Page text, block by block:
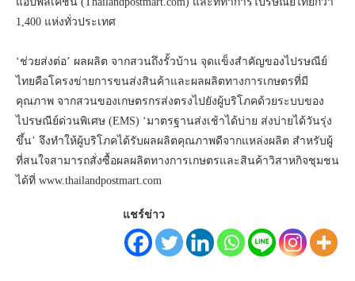
1,400 แห่งทั่วประเทศ
‘ช่วยส่งต่อ’ ผลผลิต จากสวนถึงรั้วบ้าน จุดแข็งสำคัญของไปรษณีย์
ไทยคือโครงข่ายการขนส่งสินค้าและผลผลิตทางการเกษตรที่มี
คุณภาพ จากสวนของเกษตรกรส่งตรงไปยังผู้บริโภคด้วยระบบของ
ไปรษณีย์ด่วนพิเศษ (EMS) ‘มาตรฐานส่งเช้าได้บ่าย ส่งบ่ายได้วันรุ่ง
ขึ้น’ จึงทำให้ผู้บริโภคได้รับผลผลิตคุณภาพดีจากแหล่งผลิต สำหรับผู้
ที่สนใจสามารถสั่งซื้อผลผลิตทางการเกษตรและสินค้าวิสาหกิจชุมชน
ได้ที่ www.thailandpostmart.com
แชร์ข่าว